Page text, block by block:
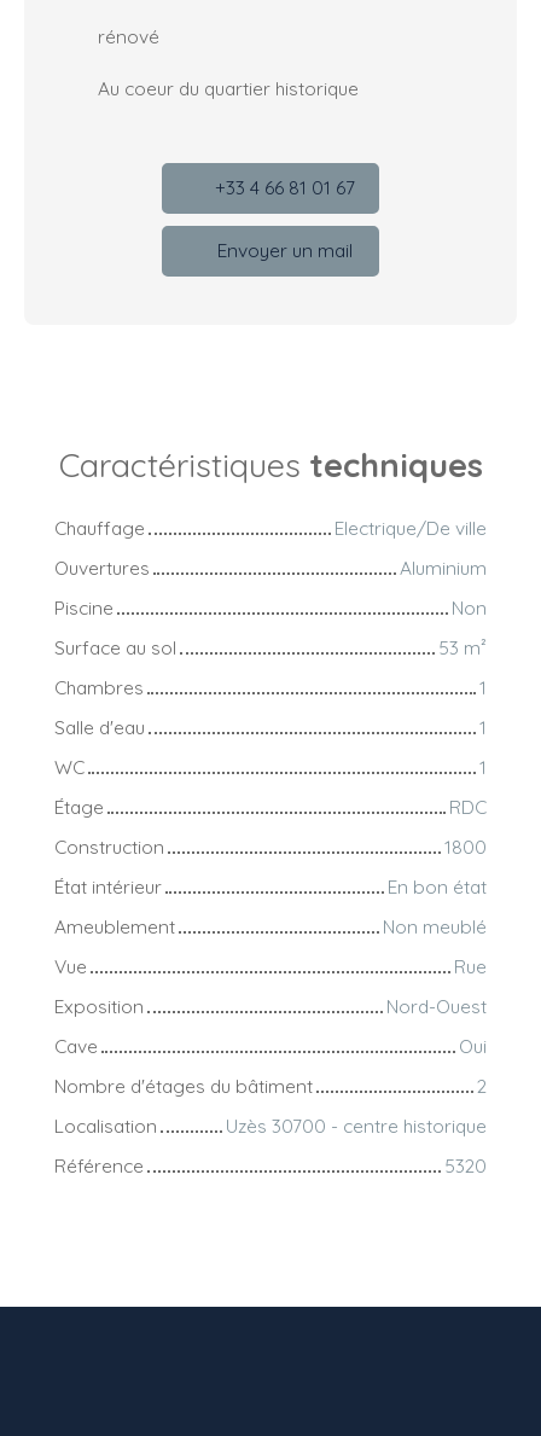
rénové
Au coeur du quartier historique
+33 4 66 81 01 67
Envoyer un mail
Caractéristiques techniques
Chauffage
Electrique/De ville
Ouvertures
Aluminium
Piscine
Non
Surface au sol
53 m²
Chambres
1
Salle d'eau
1
WC
1
Étage
RDC
Construction
1800
État intérieur
En bon état
Ameublement
Non meublé
Vue
Rue
Exposition
Nord-Ouest
Cave
Oui
Nombre d'étages du bâtiment
2
Localisation
Uzès 30700 - centre historique
Référence
5320